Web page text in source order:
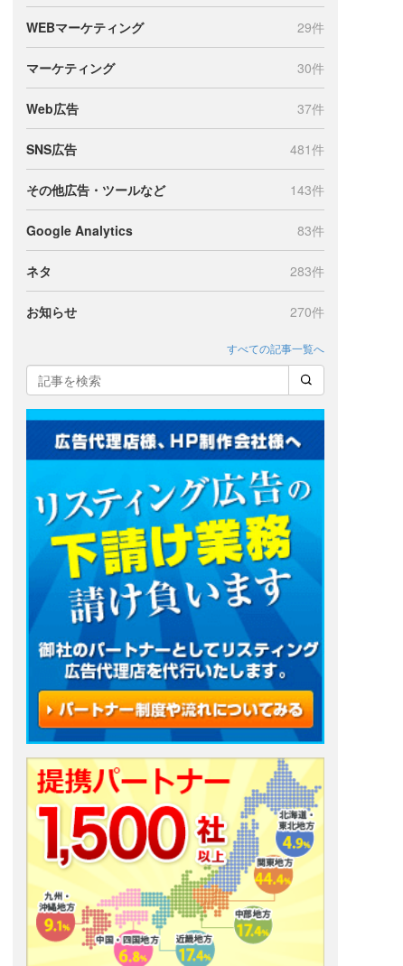
WEBマーケティング 29件
マーケティング 30件
Web広告 37件
SNS広告 481件
その他広告・ツールなど 143件
Google Analytics 83件
ネタ 283件
お知らせ 270件
すべての記事一覧へ